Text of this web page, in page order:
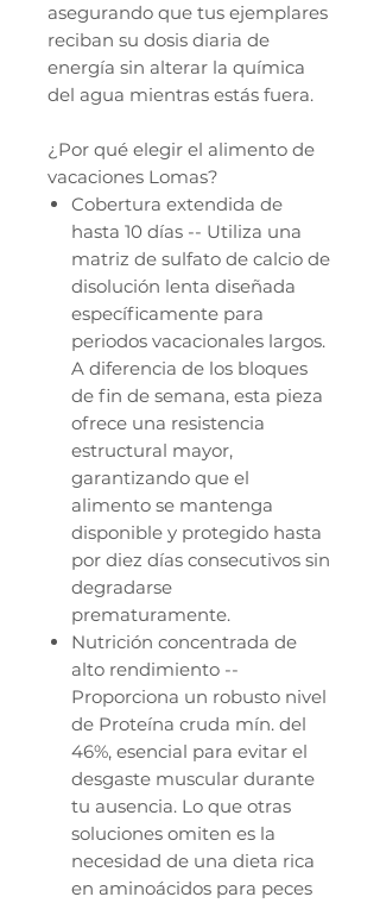
asegurando que tus ejemplares
reciban su dosis diaria de
energía sin alterar la química
del agua mientras estás fuera.
¿Por qué elegir el alimento de
vacaciones Lomas?
Cobertura extendida de
hasta 10 días -- Utiliza una
matriz de sulfato de calcio de
disolución lenta diseñada
específicamente para
periodos vacacionales largos.
A diferencia de los bloques
de fin de semana, esta pieza
ofrece una resistencia
estructural mayor,
garantizando que el
alimento se mantenga
disponible y protegido hasta
por diez días consecutivos sin
degradarse
prematuramente.
Nutrición concentrada de
alto rendimiento --
Proporciona un robusto nivel
de Proteína cruda mín. del
46%, esencial para evitar el
desgaste muscular durante
tu ausencia. Lo que otras
soluciones omiten es la
necesidad de una dieta rica
en aminoácidos para peces